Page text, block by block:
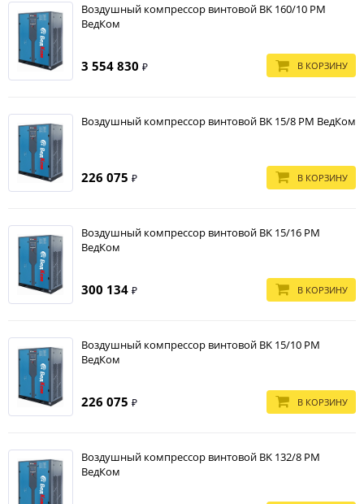
Воздушный компрессор винтовой BK 160/10 PM
ВедКом
3 554 830 ₽ В КОРЗИНУ
Воздушный компрессор винтовой BK 15/8 PM ВедКом
226 075 ₽ В КОРЗИНУ
Воздушный компрессор винтовой BK 15/16 PM
ВедКом
300 134 ₽ В КОРЗИНУ
Воздушный компрессор винтовой BK 15/10 PM
ВедКом
226 075 ₽ В КОРЗИНУ
Воздушный компрессор винтовой BK 132/8 PM
ВедКом